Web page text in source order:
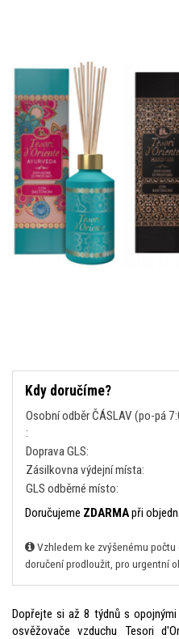
Kdy doručíme?
Osobní odběr ČÁSLAV (po-pá
:
Doprava GLS:
Zásilkovna výdejní místa:
GLS odběrné místo:
Doručujeme ZDARMApři
Vzhledem ke zvýšenému
doručení prodloužit, pro urgentní
Dopřejte si až 8 týdnů s
osvěžovače vzduchu Tesori